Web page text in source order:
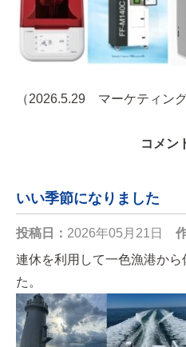
（2026.5.29 マーケティン
コメン
いい季節になりました
投稿日： 2026年05月21日
連休を利用して一色漁港か
た。